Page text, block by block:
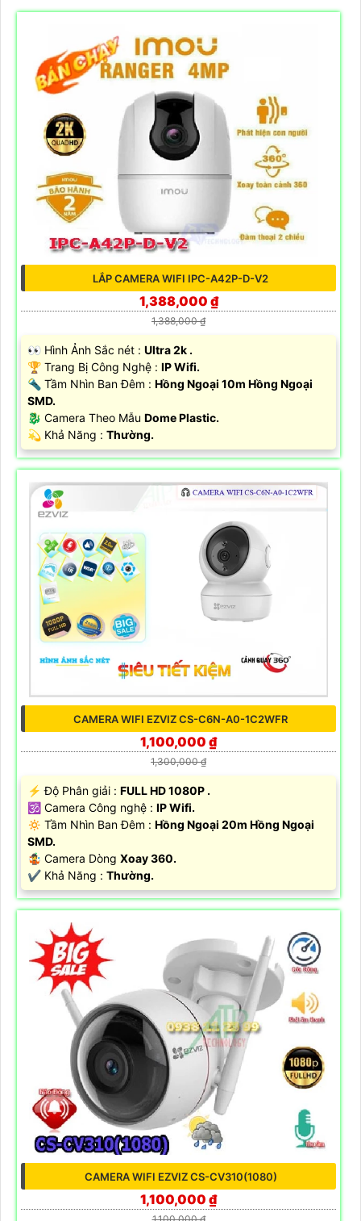
LẮP CAMERA WIFI IPC-A42P-D-V2
1,388,000 ₫
1,388,000 ₫
️👀 Hình Ảnh Sắc nét : Ultra 2k .
🏆 Trang Bị Công Nghệ : IP Wifi.
🔦 Tầm Nhìn Ban Đêm : Hồng Ngoại 10m Hồng Ngoại
SMD.
🐉️ Camera Theo Mẫu Dome Plastic.
️💫 Khả Năng : Thường.
CAMERA WIFI EZVIZ CS-C6N-A0-1C2WFR
1,100,000 ₫
1,300,000 ₫
️⚡ Độ Phân giải : FULL HD 1080P .
🕉️ Camera Công nghệ : IP Wifi.
🔅 Tầm Nhìn Ban Đêm : Hồng Ngoại 20m Hồng Ngoại
SMD.
🤹 Camera Dòng Xoay 360.
️✔️ Khả Năng : Thường.
CAMERA WIFI EZVIZ CS-CV310(1080)
1,100,000 ₫